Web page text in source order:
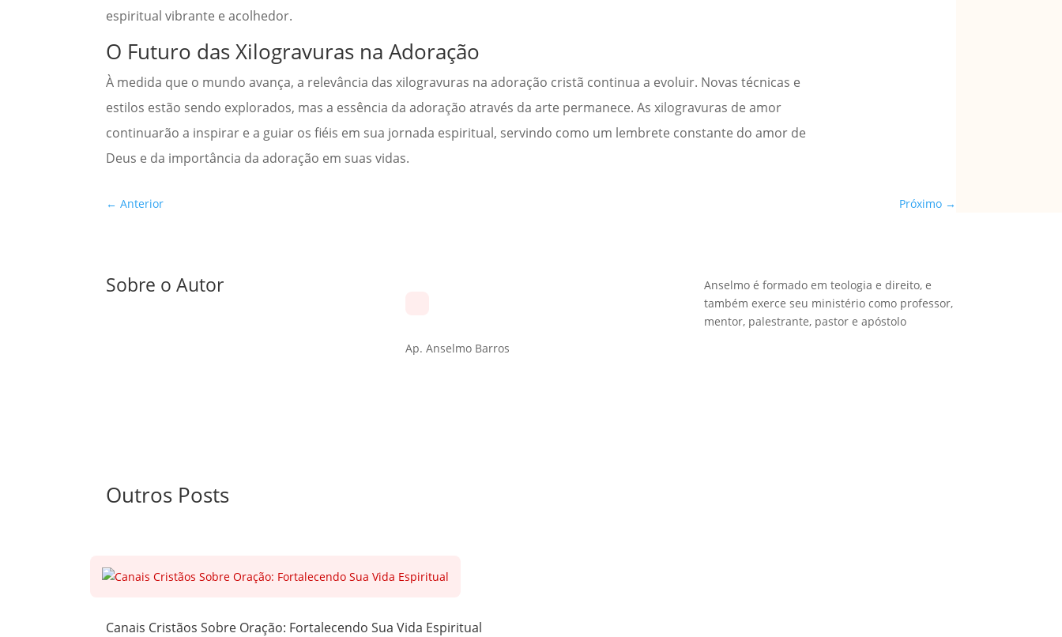
espiritual vibrante e acolhedor.
O Futuro das Xilogravuras na Adoração
À medida que o mundo avança, a relevância das xilogravuras na adoração cristã continua a evoluir. Novas técnicas e
estilos estão sendo explorados, mas a essência da adoração através da arte permanece. As xilogravuras de amor
continuarão a inspirar e a guiar os fiéis em sua jornada espiritual, servindo como um lembrete constante do amor de
Deus e da importância da adoração em suas vidas.
←Anterior Próximo→
Sobre o Autor
Ap. Anselmo Barros
Anselmo é formado em teologia e direito, e
também exerce seu ministério como professor,
mentor, palestrante, pastor e apóstolo
Outros Posts
Canais Cristãos Sobre Oração: Fortalecendo Sua Vida Espiritual